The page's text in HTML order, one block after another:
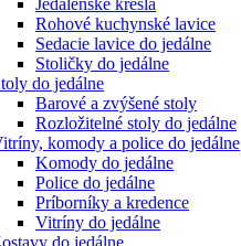
Rohové kuchynské lavice
Sedacie lavice do jedálne
Stoličky do jedálne
do jedálne
Barové a zvýšené stoly
Rozložitelné stoly do jedálne
komody a police do jedálne
Komody do jedálne
Police do jedálne
Príborníky a kredence
Vitríny do jedálne
do jedálne